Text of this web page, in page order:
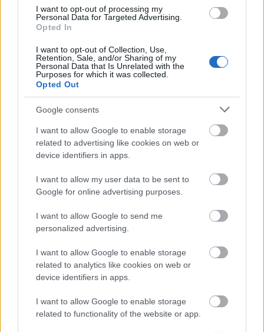
I want to opt-out of processing my
Personal Data for Targeted Advertising.
Opted In
I want to opt-out of Collection, Use,
Retention, Sale, and/or Sharing of my
Personal Data that Is Unrelated with the
Purposes for which it was collected.
Opted Out
Google consents
I want to allow Google to enable storage
related to advertising like cookies on web or
device identifiers in apps.
I want to allow my user data to be sent to
Google for online advertising purposes.
I want to allow Google to send me
personalized advertising.
I want to allow Google to enable storage
related to analytics like cookies on web or
device identifiers in apps.
I want to allow Google to enable storage
related to functionality of the website or app.
gyarapíthatja, akkor érthetően ódzkodom attól,
hogy adataimat ott osszam meg. Most pedig
megyek, és lezúzom az összes haszontalan
Facebook-alkalmazást a profilomból!
Noname Cowboy
18 éve
Szerintem egy túlságosan felfúj dolog ez a facebook.
Ja és egy használhatatlan izé!
Háát akinek ez jelenti élete szórakozásást, hogy a
facebook idióta játékaival játszik ám legyen.
Járjon helyette inkább moziba, színházba az
elvetemültebbeknek ajánlom a könyvtárat is.
18 éve
D-Fens: a "social network" és a telefonkönyv két
különböző dolog.